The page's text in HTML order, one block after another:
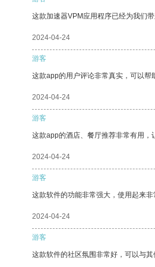
这款加速器VPM应用程序已经为我们
2024-04-24
游客
这款app的用户评论非常真实，可以帮
2024-04-24
游客
这款app的酒店、餐厅推荐非常有用，
2024-04-24
游客
这款软件的功能非常强大，使用起来非
2024-04-24
游客
这款软件的社区氛围非常好，可以与其